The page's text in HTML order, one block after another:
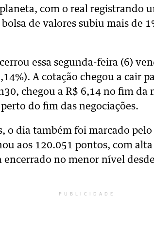
com o real registrando
de valores subiu mais de
essa segunda-feira (6)
A cotação chegou a cair
chegou a R$ 6,14 no fim da
do fim das negociações.
o dia também foi marcado
aos 120.051 pontos, com
no menor nível
PUBLICIDADE